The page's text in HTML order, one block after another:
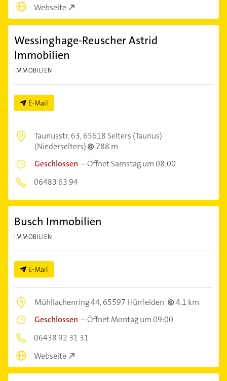
Webseite
Wessinghage-Reuscher Astrid
Immobilien
IMMOBILIEN
E-Mail
Taunusstr. 63,65618 Selters (Taunus)
(Niederselters)
788 m
Geschlossen –Öffnet Samstag um 08:00
06483 63 94
Busch Immobilien
IMMOBILIEN
E-Mail
Mühllachenring 44,65597 Hünfelden
4,1 km
Geschlossen –Öffnet Montag um 09:00
06438 92 31 31
Webseite